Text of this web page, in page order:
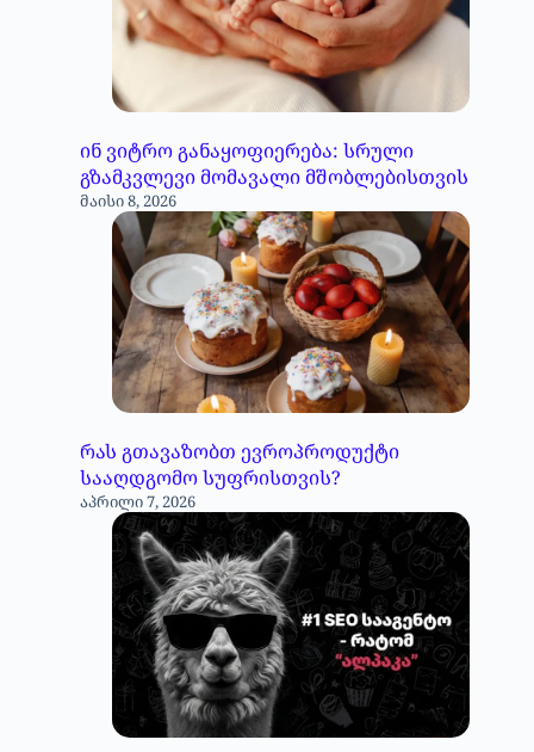
ინ ვიტრო განაყოფიერება: სრული
გზამკვლევი მომავალი მშობლებისთვის
მაისი 8, 2026
რას გთავაზობთ ევროპროდუქტი
სააღდგომო სუფრისთვის?
აპრილი 7, 2026